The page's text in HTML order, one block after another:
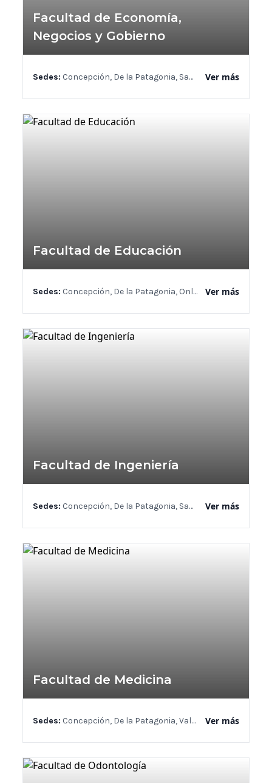
Facultad de Economía,
Negocios y Gobierno
Sedes: Concepción, De la Patagonia, Santiago, Valdivia Ver más
Facultad de Educación
Sedes: Concepción, De la Patagonia, Online, Santiago Ver más
Facultad de Ingeniería
Sedes: Concepción, De la Patagonia, Santiago Ver más
Facultad de Medicina
Sedes: Concepción, De la Patagonia, Valdivia Ver más